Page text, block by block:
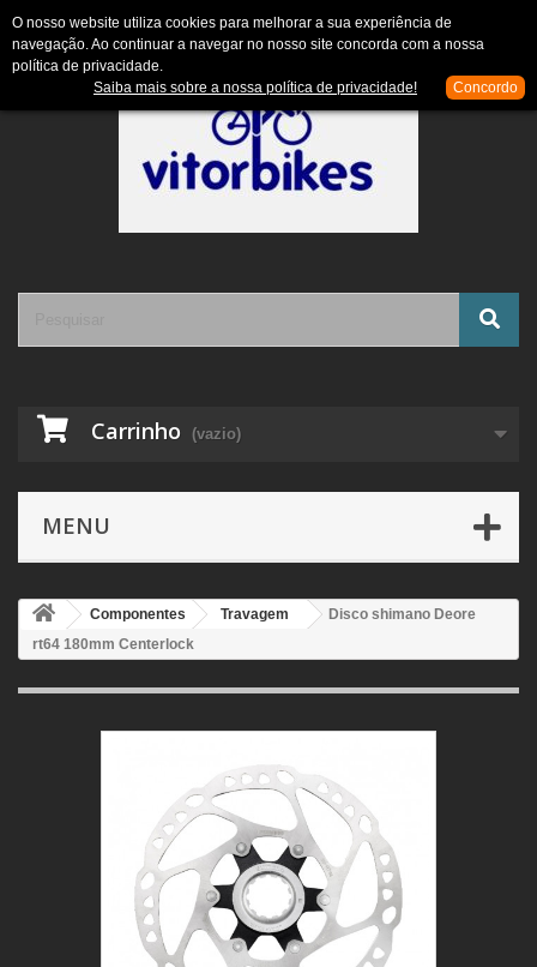
Contacte-nos
Carrinho (vazio)
MENU
Componentes Travagem
Disco shimano Deore
rt64 180mm Centerlock
O nosso website utiliza cookies para melhorar a sua experiência de
navegação. Ao continuar a navegar no nosso site concorda com a nossa
política de privacidade.
Saiba mais sobre a nossa política de privacidade!
Concordo